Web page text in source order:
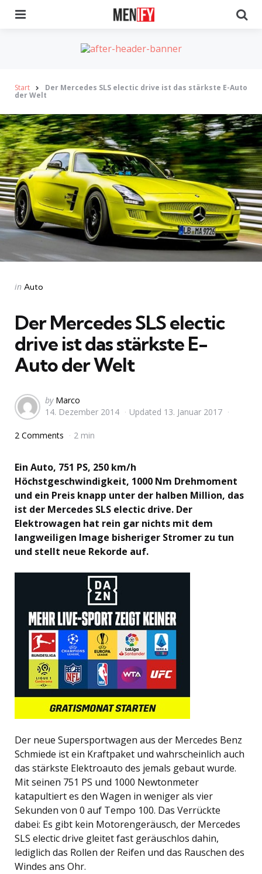
Start Der Mercedes SLS electic drive ist das stärkste E-Auto
der Welt
Categories
Posted
in Auto
Der Mercedes SLS electic
drive ist das stärkste E-
Auto der Welt
Posted
by
by Marco
14. Dezember 2014
Updated 13. Januar 2017
2 Comments 2 min
Ein Auto, 751 PS, 250 km/h
Höchstgeschwindigkeit, 1000 Nm Drehmoment
und ein Preis knapp unter der halben Million, das
ist der Mercedes SLS electic drive. Der
Elektrowagen hat rein gar nichts mit dem
langweiligen Image bisheriger Stromer zu tun
und stellt neue Rekorde auf.
Der neue Supersportwagen aus der Mercedes Benz
Schmiede ist ein Kraftpaket und wahrscheinlich auch
das stärkste Elektroauto des jemals gebaut wurde.
Mit seinen 751 PS und 1000 Newtonmeter
katapultiert es den Wagen in weniger als vier
Sekunden von 0 auf Tempo 100. Das Verrückte
dabei: Es gibt kein Motorengeräusch, der Mercedes
SLS electic drive gleitet fast geräuschlos dahin,
lediglich das Rollen der Reifen und das Rauschen des
Windes ans Ohr.